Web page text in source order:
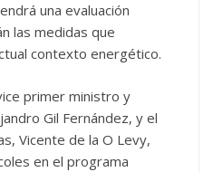
una evaluación
las medidas que
contexto energético.
primer ministro y
Gil Fernández, y el
Vicente de la O Levy,
en el programa